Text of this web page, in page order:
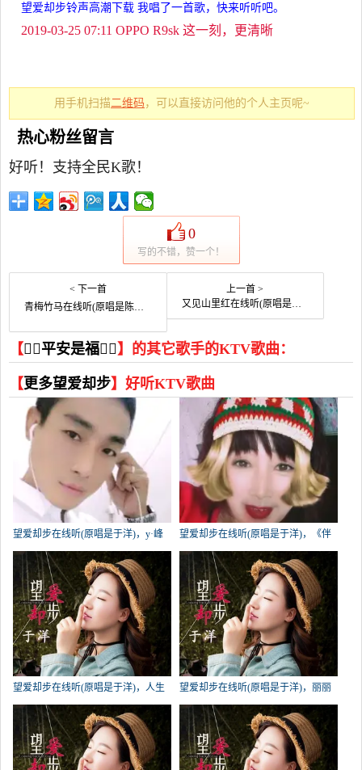
望爱却步铃声高潮下载 我唱了一首歌，快来听听吧。
2019-03-25 07:11 OPPO R9sk 这一刻，更清晰
用手机扫描二维码 ，可以直接访问他的个人主页呢~
热心粉丝留言
好听！支持全民K歌！
0
写的不错，赞一个！
< 下一首
青梅竹马在线听(原唱是陈秋含)，ོ浅浅梦演唱点播:61次
上一首 >
又见山里红在线听(原唱是李清坡)，草原丽丽演唱点播:47次
【平安是福 】的其它歌手的KTV歌曲：
【更多望爱却步】好听KTV歌曲
望爱却步在线听(原唱是于洋)，y·峰
演唱点播:801次
望爱却步在线听(原唱是于洋)，《伴
我别绊我《拒币》演唱点播:719次
望爱却步在线听(原唱是于洋)，人生
如梦演唱点播:494次
望爱却步在线听(原唱是于洋)，丽丽
（休息）演唱点播:328次